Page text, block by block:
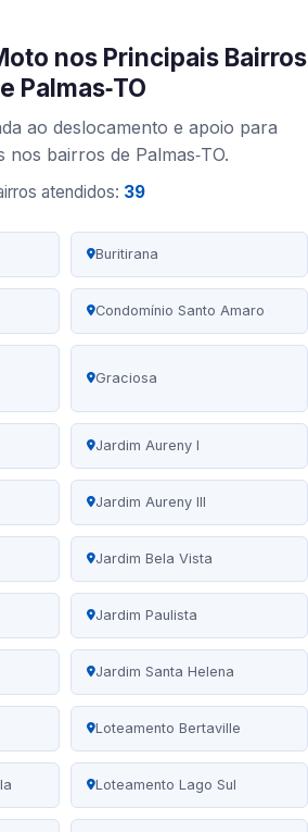
nos Principais Bairros
Palmas‑TO
ao deslocamento e apoio para
nos bairros de Palmas‑TO.
atendidos: 39
Buritirana
Condomínio Santo Amaro
Graciosa
Jardim Aureny I
Jardim Aureny III
Jardim Bela Vista
Jardim Paulista
Jardim Santa Helena
Loteamento Bertaville
Loteamento Lago Sul